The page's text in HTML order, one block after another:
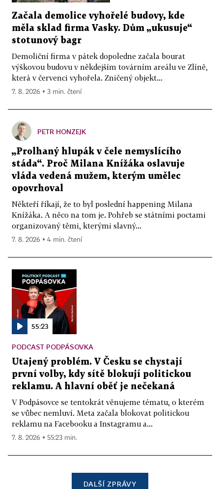
Začala demolice vyhořelé budovy, kde
měla sklad firma Vasky. Dům „ukusuje“
stotunový bagr
Demoliční firma v pátek dopoledne začala bourat
výškovou budovu v někdejším továrním areálu ve Zlíně,
která v červenci vyhořela. Zničený objekt...
7. 8. 2026 ▪ 3 min. čtení
PETR HONZEJK
„Prolhaný hlupák v čele nemyslícího
stáda“. Proč Milana Knížáka oslavuje
vláda vedená mužem, kterým umělec
opovrhoval
Někteří říkají, že to byl poslední happening Milana
Knížáka. A něco na tom je. Pohřeb se státními poctami
organizovaný těmi, kterými slavný...
7. 8. 2026 ▪ 4 min. čtení
55:23
PODCAST PODPÁSOVKA
Utajený problém. V Česku se chystají
první volby, kdy sítě blokují politickou
reklamu. A hlavní oběť je nečekaná
V Podpásovce se tentokrát věnujeme tématu, o kterém
se vůbec nemluví. Meta začala blokovat politickou
reklamu na Facebooku a Instagramu a...
7. 8. 2026 ▪ 55:23 min.
DALŠÍ ZPRÁVY